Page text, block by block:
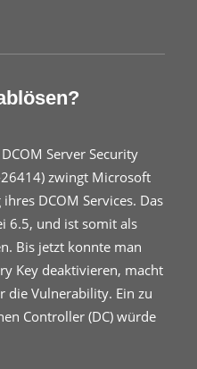
Server Security
26414) zwingt Microsoft
DCOM Services. Das
6.5, und ist somit als
Bis jetzt konnte man
Key deaktivieren, macht
die Vulnerability. Ein zu
Controller (DC) würde